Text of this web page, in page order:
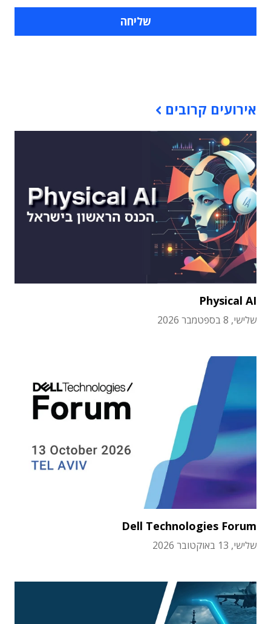
אירועים קרובים
Physical AI
שלישי, 8 בספטמבר 2026
Dell Technologies Forum
שלישי, 13 באוקטובר 2026